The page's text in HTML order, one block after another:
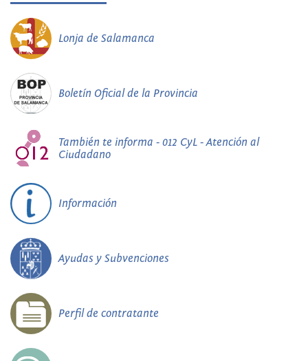
Lonja de Salamanca
Boletín Oficial de la Provincia
También te informa - 012 CyL - Atención al
Ciudadano
Información
Ayudas y Subvenciones
Perfil de contratante